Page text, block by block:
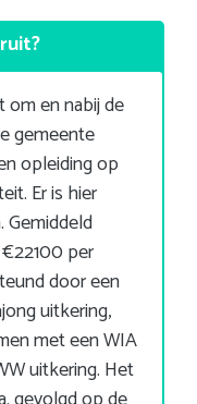
en nabij de
gemeente
opleiding op
Er is hier
Gemiddeld
per
door een
uitkering,
met een WIA
uitkering. Het